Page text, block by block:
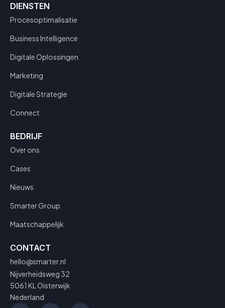
DIENSTEN
Procesoptimalisatie
Business Intelligence
Digitale Oplossingen
Marketing
Digitale Strategie
Connect
BEDRIJF
Over ons
Cases
Nieuws
Smarter Group
Maatschappelijk
CONTACT
hello@smarter.nl
Nijverheidsweg 32
5061 KL Oisterwijk
Nederland